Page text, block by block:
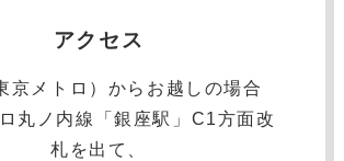
アクセス
京メトロ）からお越しの場合
丸ノ内線「銀座駅」C1方面改
札を出て、